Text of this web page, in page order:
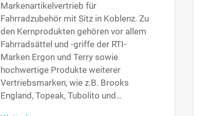
Markenartikelvertrieb für
Fahrradzubehör mit Sitz in Koblenz. Zu
den Kernprodukten gehören vor allem
Fahrradsättel und -griffe der RTI-
Marken Ergon und Terry sowie
hochwertige Produkte weiterer
Vertriebsmarken, wie z.B. Brooks
England, Topeak, Tubolito und…